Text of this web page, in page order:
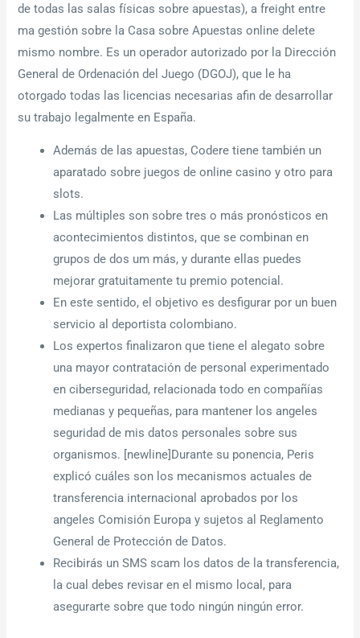
de todas las salas físicas sobre apuestas), a freight entre
ma gestión sobre la Casa sobre Apuestas online delete
mismo nombre. Es un operador autorizado por la Dirección
General de Ordenación del Juego (DGOJ), que le ha
otorgado todas las licencias necesarias afin de desarrollar
su trabajo legalmente en España.
Además de las apuestas, Codere tiene también un
aparatado sobre juegos de online casino y otro para
slots.
Las múltiples son sobre tres o más pronósticos en
acontecimientos distintos, que se combinan en
grupos de dos um más, y durante ellas puedes
mejorar gratuitamente tu premio potencial.
En este sentido, el objetivo es desfigurar por un buen
servicio al deportista colombiano.
Los expertos finalizaron que tiene el alegato sobre
una mayor contratación de personal experimentado
en ciberseguridad, relacionada todo en compañías
medianas y pequeñas, para mantener los angeles
seguridad de mis datos personales sobre sus
organismos. [newline]Durante su ponencia, Peris
explicó cuáles son los mecanismos actuales de
transferencia internacional aprobados por los
angeles Comisión Europa y sujetos al Reglamento
General de Protección de Datos.
Recibirás un SMS scam los datos de la transferencia,
la cual debes revisar en el mismo local, para
asegurarte sobre que todo ningún ningún error.